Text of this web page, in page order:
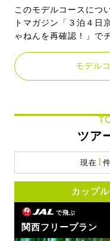
このモデルコースにつ
トマガジン「３泊４日
ゃねんを再確認！」で
モデル
ツア
現在1
カップ
で飛ぶ
関西フリープラン